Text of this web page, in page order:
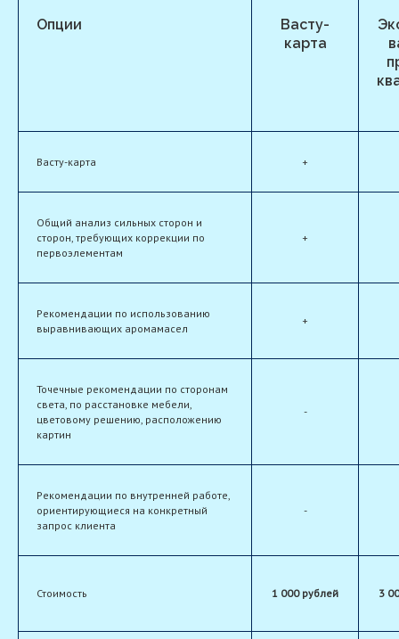
Опции
Васту-
карта
Васту-карта +
Общий анализ сильных сторон и
сторон, требующих коррекции по
первоэлементам
+
Рекомендации по использованию
выравнивающих аромамасел
+
Точечные рекомендации по сторонам
света, по расстановке мебели,
цветовому решению, расположению
картин
-
Рекомендации по внутренней работе,
ориентирующиеся на конкретный
запрос клиента
-
Стоимость 1 000 рублей 3